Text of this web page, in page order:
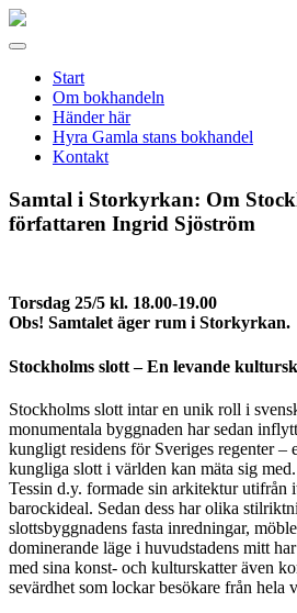
Gamla
Meny
Start
Om bokhandeln
Händer här
Hyra Gamla stans bokhandel
Kontakt
Samtal i Storkyrkan: Om
författaren Ingrid Sjöström
Torsdag 25/5 kl. 18.00-19.00
Obs! Samtalet äger rum i Storkyrkan.
Stockholms slott – En levande
Stockholms slott intar en unik roll i
monumentala byggnaden har sedan
kungligt residens för Sveriges regenter –
kungliga slott i världen kan mäta sig
Tessin d.y. formade sin arkitektur utifrån
barockideal. Sedan dess har olika
slottsbyggnadens fasta inredningar,
dominerande läge i huvudstadens mitt
med sina konst- och kulturskatter även
sevärdhet som lockar besökare från hela